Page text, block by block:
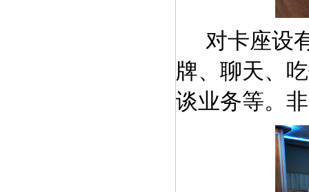
对卡座设
牌、聊天、
谈业务等。